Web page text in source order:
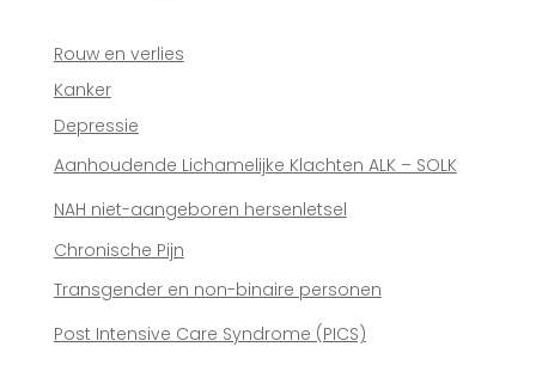
Rouw en verlies
Kanker
Depressie
Aanhoudende Lichamelijke Klachten ALK – SOLK
NAH niet-aangeboren hersenletsel
Chronische Pijn
Transgender en non-binaire personen
Post Intensive Care Syndrome (PICS)